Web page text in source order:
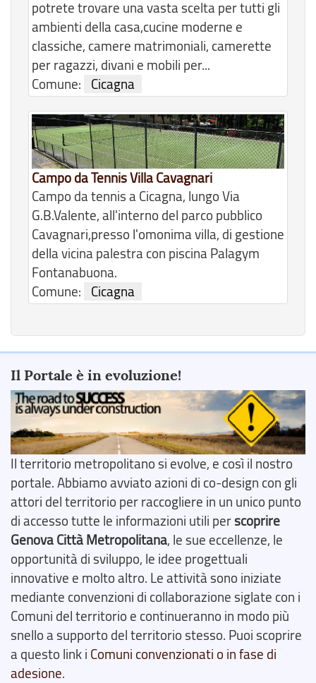
potrete trovare una vasta scelta per tutti gli
ambienti della casa,cucine moderne e
classiche, camere matrimoniali, camerette
per ragazzi, divani e mobili per...
Comune:
Cicagna
Campo da Tennis Villa Cavagnari
Campo da tennis a Cicagna, lungo Via
G.B.Valente, all'interno del parco pubblico
Cavagnari,presso l'omonima villa, di gestione
della vicina palestra con piscina Palagym
Fontanabuona.
Comune:
Cicagna
Il Portale è in evoluzione!
Il territorio metropolitano si evolve, e così il nostro
portale. Abbiamo avviato azioni di co-design con gli
attori del territorio per raccogliere in un unico punto
di accesso tutte le informazioni utili perscoprire
Genova Città Metropolitana, le sue eccellenze, le
opportunità di sviluppo, le idee progettuali
innovative e molto altro. Le attività sono iniziate
mediante convenzioni di collaborazione siglate con i
Comuni del territorio e continueranno in modo più
snello a supporto del territorio stesso. Puoi scoprire
a questo link i Comuni convenzionati o in fase di
adesione.